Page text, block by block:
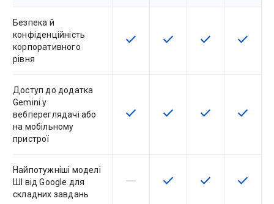
Безпека й
конфіденційність
корпоративного
рівня
Ця функція доступна для
check Ця функція доступна
check Ця функція
check Ця
check
Доступ до додатка
Gemini у
вебпереглядачі або
на мобільному
пристрої
Ця функція доступна для
check Ця функція доступна
check Ця функція
check Ця
check
Найпотужніші моделі
ШІ від Google для
складних завдань
Артикул не підтримує цю
horizontal_rule Ця функція доступна
check Ця функція
check Ця
check